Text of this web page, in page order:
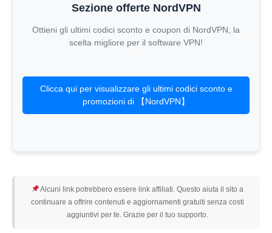
Sezione offerte NordVPN
Ottieni gli ultimi codici sconto e coupon di NordVPN, la
scelta migliore per il software VPN!
Clicca qui per visualizzare gli ultimi codici sconto e
promozioni di 【NordVPN】
Alcuni link potrebbero essere link affiliati. Questo aiuta il sito a
continuare a offrire contenuti e aggiornamenti gratuiti senza costi
aggiuntivi per te. Grazie per il tuo supporto.